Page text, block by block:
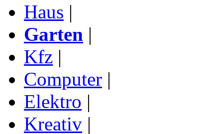
Haus |
Garten |
Kfz |
Computer |
Elektro |
Kreativ |